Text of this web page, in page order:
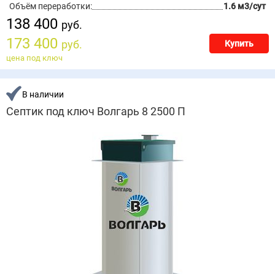
Объём переработки:
1.6 м3/сут
138 400 руб.
173 400 руб. Купить
цена под ключ
В наличии
Септик под ключ Волгарь 8 2500 П